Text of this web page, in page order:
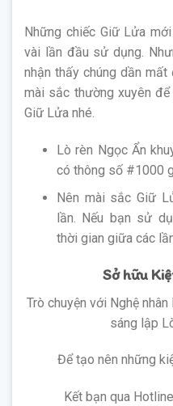
Những chiếc Giữ Lửa
vài lần đầu sử dụng.
nhận thấy chúng dần
mài sắc thường xuyên
Giữ Lửa nhé.
Lò rèn Ngọc Ẩn
có thông số #1000
Nên mài sắc Giữ
lần. Nếu bạn sử
thời gian giữa các
Sở hữu
Trò chuyện với Nghệ
sáng lập
Để tạo nên những
Kết bạn qua